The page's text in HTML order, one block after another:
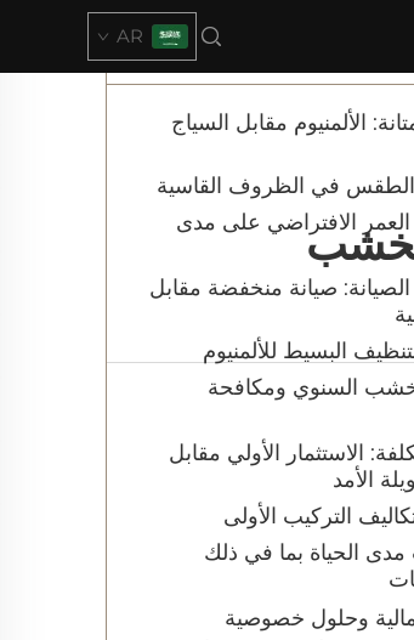
AR Table of
الألمنيوم مقابل السياج
في الظروف القاسية
الافتراضي على مدى
صيانة منخفضة مقابل
البسيط للألمنيوم
السنوي ومكافحة
الاستثمار الأولي مقابل
الأمد
التركيب الأولى
مدى الحياة بما في ذلك
وحلول خصوصية